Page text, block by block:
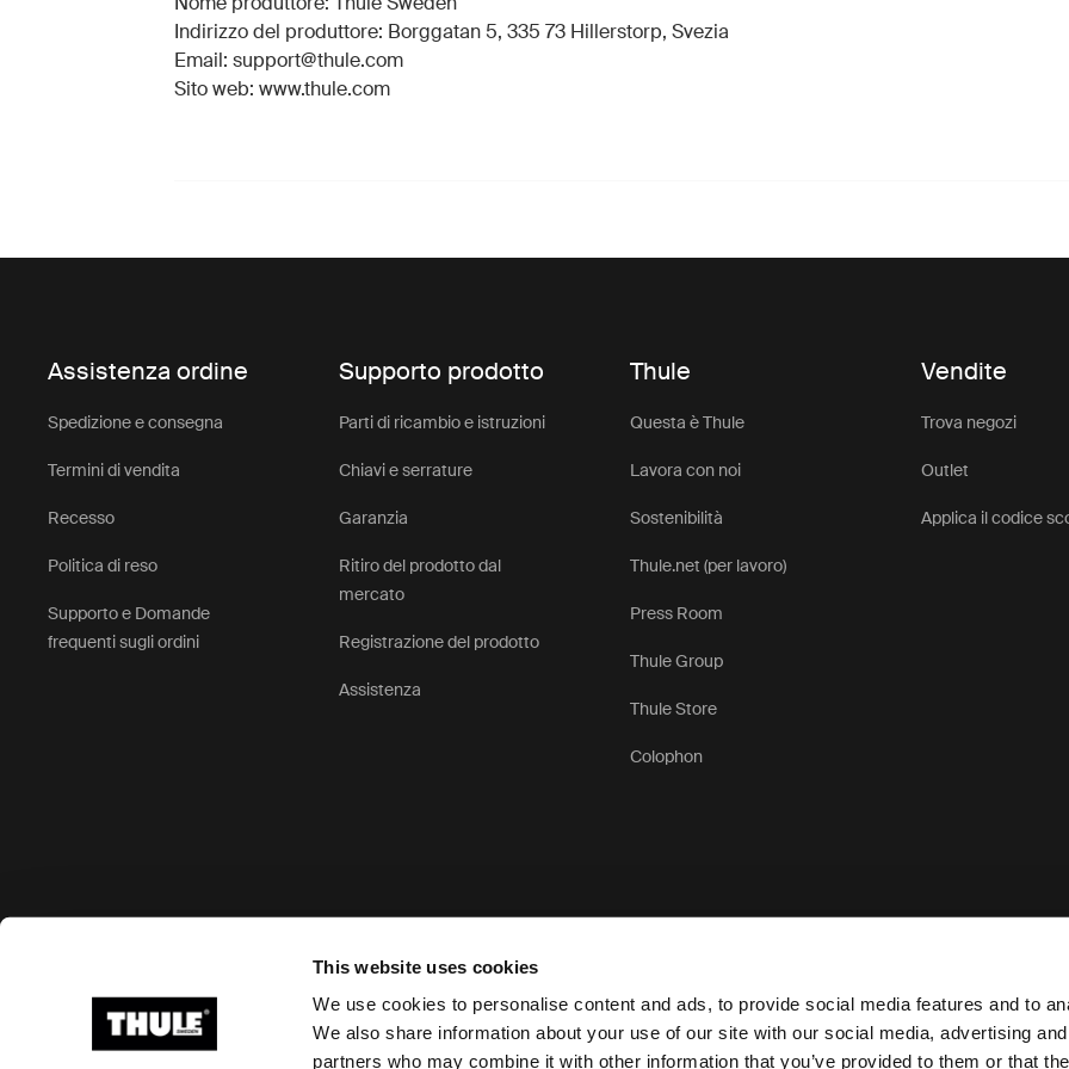
This website uses cookies
We use cookies to personalise content and ads, to provide social media features and to
We also share information about your use of our site with our social media, advertising
partners who may combine it with other information that you’ve provided to them or that
Indirizzo del produttore: Borggatan 5, 335 73 Hillerstorp, Svezia
Email: support@thule.com
Sito web: www.thule.com
Assistenza ordine
Spedizione e consegna
Termini di vendita
Recesso
Politica di reso
Supporto e Domande
frequenti sugli ordini
Supporto prodotto
Parti di ricambio e istruzioni
Chiavi e serrature
Garanzia
Ritiro del prodotto dal
mercato
Registrazione del prodotto
Assistenza
Thule
Questa è Thule
Lavora con noi
Sostenibilità
Thule.net (per lavoro)
Press Room
Thule Group
Thule Store
Colophon
Vendite
Trova negozi
Outlet
Applica il codice
Ⓒ 2026 Thule Group Tutti i diritti riservati Informativa